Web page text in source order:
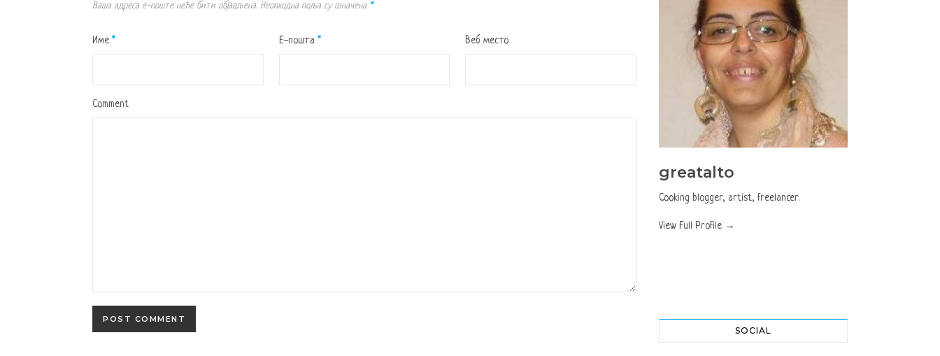
Ваша адреса е-поште неће бити објављена. Неопходна поља су означена *
Име * Е-пошта * Веб место
Comment
greatalto
Cooking blogger, artist, freelancer.
View Full Profile →
SOCIAL